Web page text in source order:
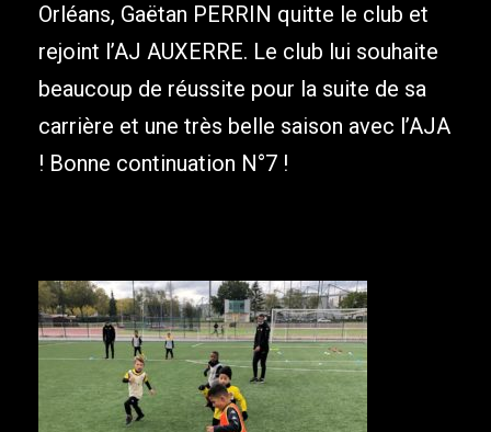
Orléans, Gaëtan PERRIN quitte le club et
rejoint l’AJ AUXERRE. Le club lui souhaite
beaucoup de réussite pour la suite de sa
carrière et une très belle saison avec l’AJA
! Bonne continuation N°7 !